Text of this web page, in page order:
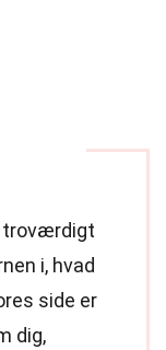
troværdigt
i, hvad
side er
dig,